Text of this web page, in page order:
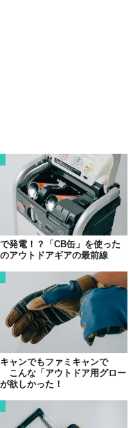
のクライマーから愛され
」。クライミング界にお
フーディニの名を冠し、
ート。以来、長年に渡り
てきました。
上質な肌触りのフリース
カッティングなどに妥協
イデアを提案していま
イス”なんて呼ばれるこ
ワーフーディ
」は、その高
アファンに支持されてき
発電！？「CB缶」を使った
アウトドアギアの最前線
ャンでもファミキャンで
こんな「アウトドア用グロー
欲しかった！